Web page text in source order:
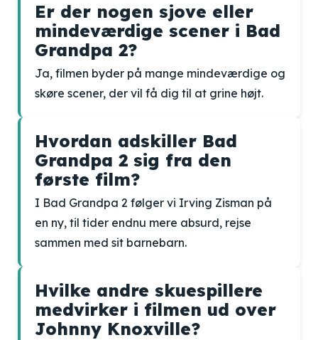
Er der nogen sjove eller
mindeværdige scener i Bad
Grandpa 2?
Ja, filmen byder på mange mindeværdige og
skøre scener, der vil få dig til at grine højt.
Hvordan adskiller Bad
Grandpa 2 sig fra den
første film?
I Bad Grandpa 2 følger vi Irving Zisman på
en ny, til tider endnu mere absurd, rejse
sammen med sit barnebarn.
Hvilke andre skuespillere
medvirker i filmen ud over
Johnny Knoxville?